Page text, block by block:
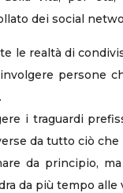
dei social
le realtà di
persone
i traguardi
da tutto ciò
da principio,
da più tempo